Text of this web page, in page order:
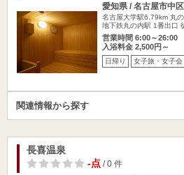
愛知県 / 名古屋市中区
名古屋大学駅6.79km 丸
地下鉄丸の内駅 1番出口
営業時間 6:00～26:00
入浴料金 2,500円～
日帰り 女子旅・女子会
関連情報から探す
長喜温泉
-点/ 0 件